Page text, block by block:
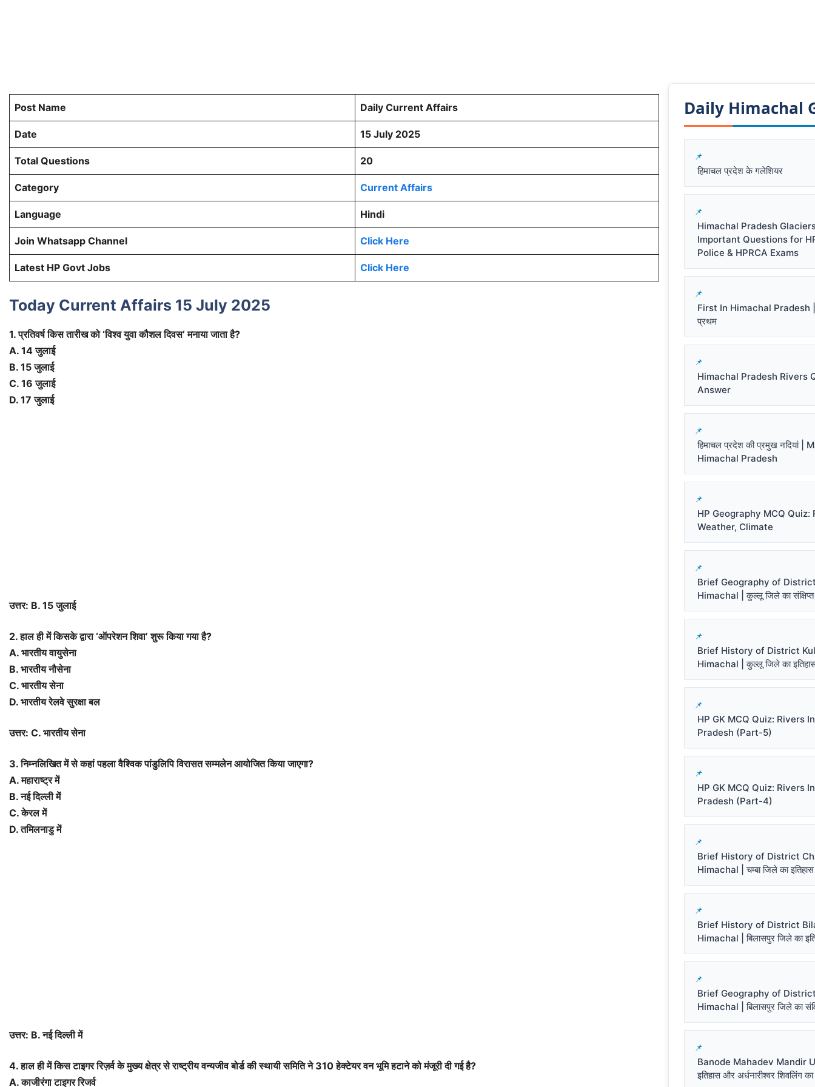
Post Name Daily Current Affairs
Date 15 July 2025
Total Questions 20
Category Current Affairs
Language Hindi
Join Whatsapp Channel Click Here
Latest HP Govt Jobs Click Here
Today Current Affairs 15 July 2025
1. प्रतिवर्ष किस तारीख को ‘विश्व युवा कौशल दिवस’ मनाया जाता है?
A. 14 जुलाई
B. 15 जुलाई
C. 16 जुलाई
D. 17 जुलाई
उत्तर: B. 15 जुलाई
2. हाल ही में किसके द्वारा ‘ऑपरेशन शिवा’ शुरू किया गया है?
A. भारतीय वायुसेना
B. भारतीय नौसेना
C. भारतीय सेना
D. भारतीय रेलवे सुरक्षा बल
उत्तर: C. भारतीय सेना
3. निम्नलिखित में से कहां पहला वैश्विक पांडुलिपि विरासत सम्मलेन आयोजित किया जाएगा?
A. महाराष्ट्र में
B. नई दिल्ली में
C. केरल में
D. तमिलनाडु में
उत्तर: B. नई दिल्ली में
4. हाल ही में किस टाइगर रिज़र्व के मुख्य क्षेत्र से राष्ट्रीय वन्यजीव बोर्ड की स्थायी समिति ने 310 हेक्टेयर वन भूमि हटाने को मंजूरी दी गई है?
A. काजीरंगा टाइगर रिजर्व
Daily Himachal
हिमाचल प्रदेश के गलेशियर
Himachal Pradesh
Important Questions for
Police & HPRCA Exams
First In Himachal Pradesh |
प्रथम
Himachal Pradesh Rivers
Answer
हिमाचल प्रदेश की प्रमुख नदियां
Himachal Pradesh
HP Geography MCQ Quiz:
Weather, Climate
Brief Geography of
Himachal | कुल्लू जिले का
Brief History of District
Himachal | कुल्लू जिले का
HP GK MCQ Quiz: Rivers
Pradesh (Part-5)
HP GK MCQ Quiz: Rivers
Pradesh (Part-4)
Brief History of District
Himachal | चम्बा जिले का इतिहास
Brief History of District
Himachal | बिलासपुर जिले का
Brief Geography of
Himachal | बिलासपुर जिले का
Banode Mahadev Mandir
इतिहास और अर्धनारीश्वर शिवलिंग